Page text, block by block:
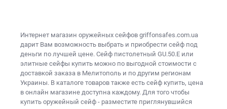
Интернет магазин оружейных сейфов griffonsafes.com.ua
дарит Вам возможность выбрать и приобрести сейф под
деньги по лучшей цене. Сейф пистолетный GU.50.E или
элитные сейфы купить можно по выгодной стоимости с
доставкой заказа в Мелитополь и по другим регионам
Украины. В каталоге товаров также есть сейф купить, цена
в онлайн магазине доступна каждому. Для того чтобы
купить оружейный сейф - разместите приглянувшийся